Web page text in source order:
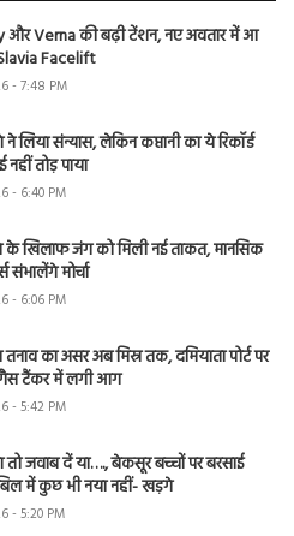
और Verna की बढ़ी टेंशन, नए अवतार में आ
Facelift
- 7:48 PM
लिया संन्यास, लेकिन कप्तानी का ये रिकॉर्ड
तोड़ पाया
- 6:40 PM
खिलाफ जंग को मिली नई ताकत, मानसिक
संभालेंगे मोर्चा
- 6:06 PM
तनाव का असर अब मिस्र तक, दमियाता पोर्ट पर
गैस टैंकर में लगी आग
- 5:42 PM
तो जवाब दें या…., बेकसूर बच्चों पर बरसाई
में कुछ भी नया नहीं- खड़गे
- 5:20 PM